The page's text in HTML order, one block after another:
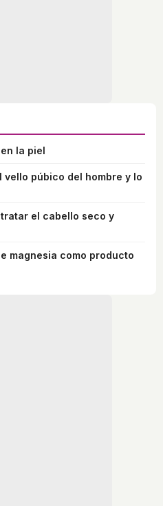
la piel
púbico del hombre y lo
el cabello seco y
magnesia como producto